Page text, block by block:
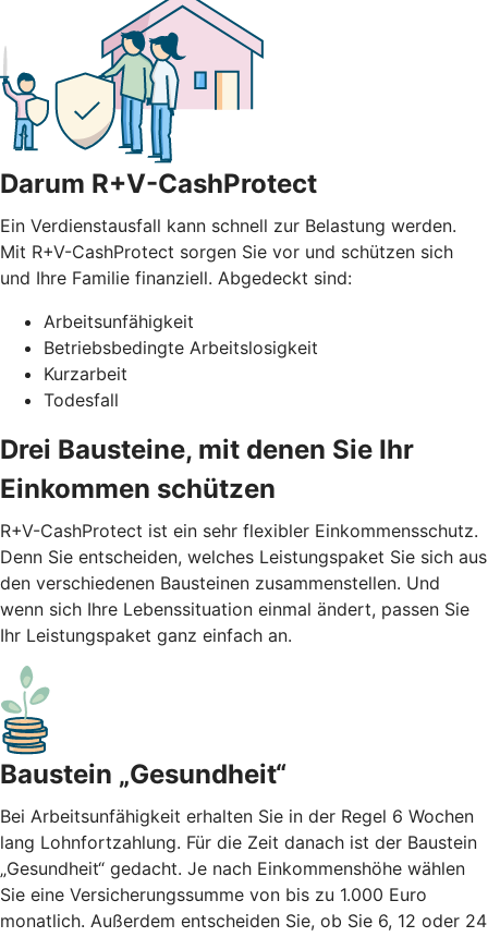
Darum R+V-CashProtect
Ein Verdienstausfall kann schnell zur Belastung werden.
Mit R+V-CashProtect sorgen Sie vor und schützen sich
und Ihre Familie finanziell. Abgedeckt sind:
Arbeitsunfähigkeit
Betriebsbedingte Arbeitslosigkeit
Kurzarbeit
Todesfall
Drei Bausteine, mit denen Sie Ihr
Einkommen schützen
R+V-CashProtect ist ein sehr flexibler Einkommensschutz.
Denn Sie entscheiden, welches Leistungspaket Sie sich aus
den verschiedenen Bausteinen zusammenstellen. Und
wenn sich Ihre Lebenssituation einmal ändert, passen Sie
Ihr Leistungspaket ganz einfach an.
Baustein „Gesundheit“
Bei Arbeitsunfähigkeit erhalten Sie in der Regel 6 Wochen
lang Lohnfortzahlung. Für die Zeit danach ist der Baustein
„Gesundheit“ gedacht. Je nach Einkommenshöhe wählen
Sie eine Versicherungssumme von bis zu 1.000 Euro
monatlich. Außerdem entscheiden Sie, ob Sie 6, 12 oder 24